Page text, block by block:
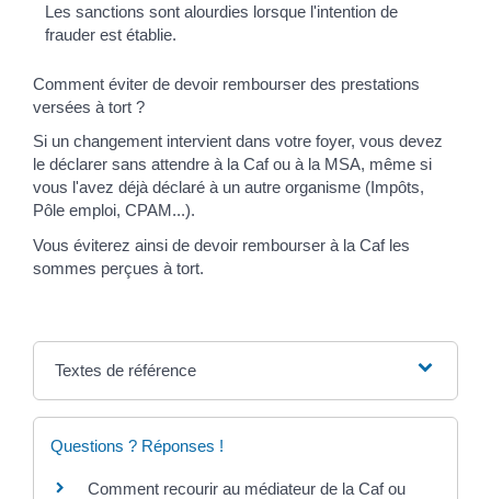
Les sanctions sont alourdies lorsque l'intention de
frauder est établie.
Comment éviter de devoir rembourser des prestations
versées à tort ?
Si un changement intervient dans votre foyer, vous devez
le déclarer sans attendre à la Caf ou à la MSA, même si
vous l'avez déjà déclaré à un autre organisme (Impôts,
Pôle emploi, CPAM...).
Vous éviterez ainsi de devoir rembourser à la Caf les
sommes perçues à tort.
Textes de référence
Questions ? Réponses !
Comment recourir au médiateur de la Caf ou